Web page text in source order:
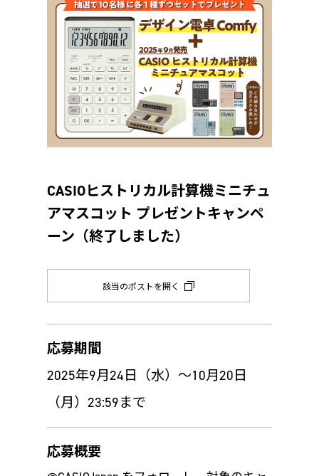
CASIOヒストリカル計算機ミニチュ
アマスコット プレゼントキャンペ
ーン（終了しました）
該当のポストを開く
応募期間
2025年9月24日（水）～10月20日
（月）23:59まで
応募概要